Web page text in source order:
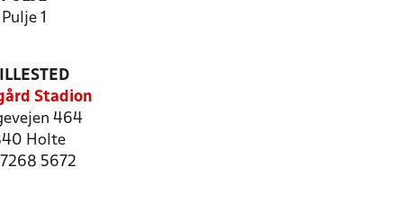
Pulje 1
Stadion
464
Holte
7268 5672